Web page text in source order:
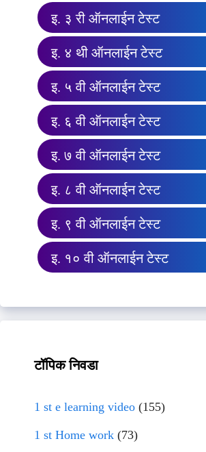
इ. ३ री ऑनलाईन टेस्ट
इ. ४ थी ऑनलाईन टेस्ट
इ. ५ वी ऑनलाईन टेस्ट
इ. ६ वी ऑनलाईन टेस्ट
इ. ७ वी ऑनलाईन टेस्ट
इ. ८ वी ऑनलाईन टेस्ट
इ. ९ वी ऑनलाईन टेस्ट
इ. १० वी ऑनलाईन टेस्ट
टॉपिक निवडा
1 st e learning video (155)
1 st Home work (73)